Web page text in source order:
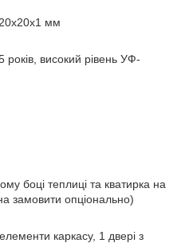
мм
років, високий рівень УФ-
боці теплиці та кватирка на
замовити опціонально)
каркасу, 1 двері з